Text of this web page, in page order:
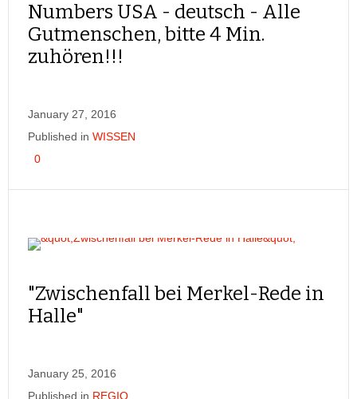
Numbers USA - deutsch - Alle
Gutmenschen, bitte 4 Min.
zuhören!!!
January 27, 2016
Published in WISSEN
0
"Zwischenfall bei Merkel-Rede in
Halle"
January 25, 2016
Published in REGIO